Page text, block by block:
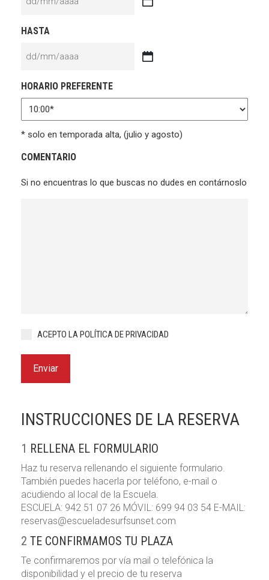
DD
MM
AAAA
HASTA
DD
MM
barra
AAAA
HORARIO PREFERENTE
* solo en temporada alta, (julio y agosto)
COMENTARIO
Si no encuentras lo que buscas no dudes en contárnoslo
ACEPTO LAPOLÍTICA DE PRIVACIDAD
INSTRUCCIONES DE LA RESERVA
1 RELLENA EL FORMULARIO
Haz tu reserva rellenando el siguiente formulario.
También puedes hacerla por teléfono, e-mail o
acudiendo al local de la Escuela.
ESCUELA: 942 51 07 26 MÓVIL: 699 94 03 54 E-MAIL:
reservas@escueladesurfsunset.com
2 TE CONFIRMAMOS TU PLAZA
Te confirmaremos por vía mail o telefónica la
disponibilidad y el precio de tu reserva